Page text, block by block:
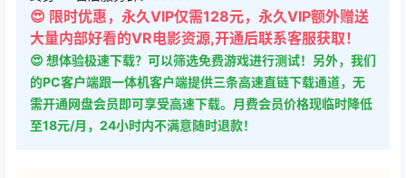
😍 限时优惠，永久VIP仅需128元，永久VIP额外赠送
大量内部好看的VR电影资源,开通后联系客服获取！
😍 想体验极速下载？可以筛选免费游戏进行测试！另外，我们
的PC客户端跟一体机客户端提供三条高速直链下载通道，无
需开通网盘会员即可享受高速下载。月费会员价格现临时降低
至18元/月，24小时内不满意随时退款！